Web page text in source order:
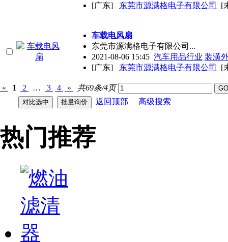
[广东]
东莞市源满格电子有限公司 [
车载电风扇
东莞市源满格电子有限公司...
2021-08-06 15:45 汽车用品行业 装潢
[广东]
东莞市源满格电子有限公司 [
« 1 2 … 3 4 »
共69条/4页
返回顶部
高级搜索
热门推荐